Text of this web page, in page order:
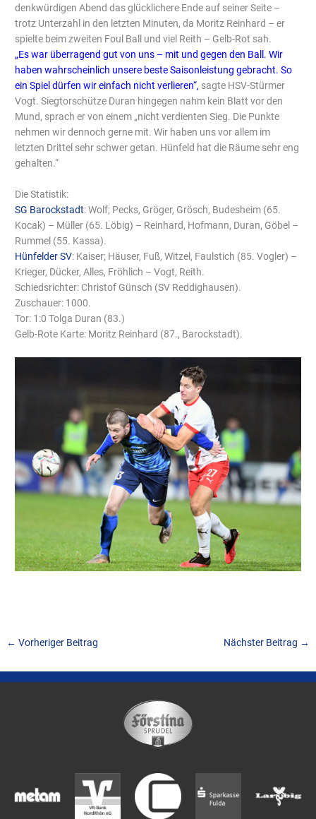
denkwürdigen Abend das glücklichere Ende auf seiner Seite –
trotz Unterzahl in den letzten Minuten, da Moritz Reinhard – er
spielte beim zweiten Foul Ball und viel Reith – Gelb-Rot sah.
„Es war überragend gut von uns – mit und gegen den Ball. Wir
haben wahrscheinlich unsere beste Saisonleistung gebracht. So
ein Spiel dürfen wir einfach nicht verlieren“, sagte HSV-Stürmer
Vogt. Siegtorschütze Duran hingegen nahm kein Blatt vor den
Mund, sprach er von einem „nicht verdienten Sieg. Die Punkte
nehmen wir dennoch gerne mit. Wir haben uns vor allem im
letzten Drittel sehr schwer getan. Hünfeld hat die Räume sehr eng
gehalten.“
Die Statistik:
SG Barockstadt: Wolf; Pecks, Gröger, Grösch, Budesheim (65.
Kocak) – Müller (65. Löbig) – Reinhard, Hofmann, Duran, Göbel –
Rummel (55. Kassa).
Hünfelder SV: Kaiser; Häuser, Fuß, Witzel, Faulstich (85. Vogler) –
Krieger, Dücker, Alles, Fröhlich – Vogt, Reith.
Schiedsrichter: Christof Günsch (SV Reddighausen).
Zuschauer: 1000.
Tor: 1:0 Tolga Duran (83.)
Gelb-Rote Karte: Moritz Reinhard (87., Barockstadt).
← Vorheriger Beitrag Nächster Beitrag →